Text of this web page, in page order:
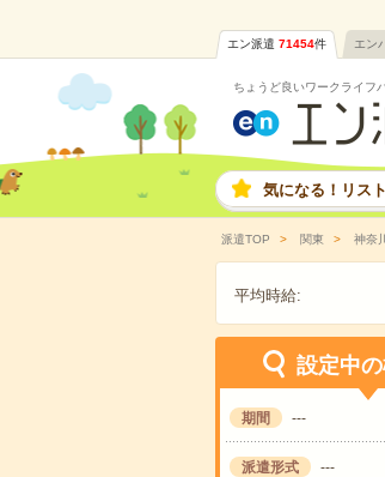
エン派遣 71454件 エン
ちょうど良いワークライフ
気になる！リスト
派遣TOP 関東 神奈
平均時給:
設定中
期間 ---
派遣形式 ---